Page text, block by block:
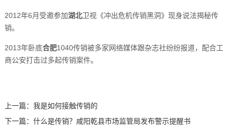
2012年6月受邀参加湖北卫视《冲出危机传销黑洞》现身说法揭秘传
销。
2013年卧底合肥1040传销被多家网络媒体跟杂志社纷纷报道，配合工
商公安打击过多起传销案件。
上一篇： 我是如何接触传销的
下一篇： 什么是传销？咸阳乾县市场监管局发布警示提醒书